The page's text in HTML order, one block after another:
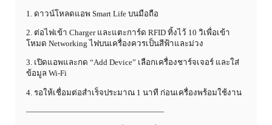
1. ดาวน์โหลดแอพ Smart Life บนมือถือ
2. ต่อไฟเข้า Charger และแตะการ์ด RFID ทิ้งไว้ 10 วิเพื่อเข้า
โหมด Networking ไฟบนเครื่องควรเป็นสีฟ้าและม่วง
3. เปิดแอพและกด “Add Device” เลือกเครื่องชาร์จเจอร์ และใส่
ข้อมูล Wi-Fi
4. รอให้เชื่อมต่อสำเร็จประมาณ 1 นาที ก่อนเครื่องพร้อมใช้งาน
—————————————————–